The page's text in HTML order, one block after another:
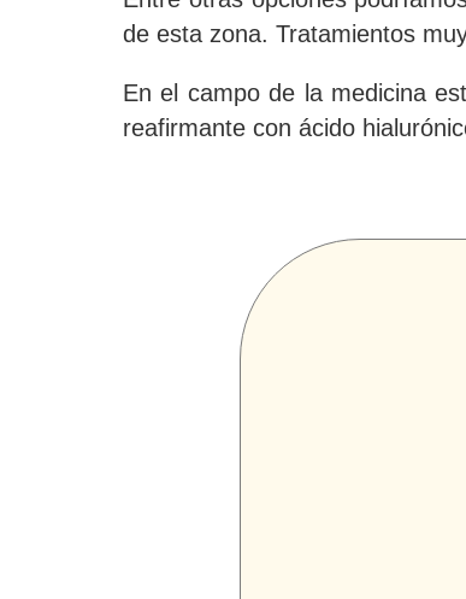
de esta zona. Tratamientos
En el campo de la medicina
reafirmante con ácido